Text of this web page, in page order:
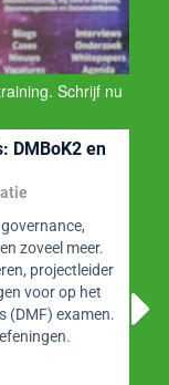
Schrijf nu
DMBoK2 en
zoveel meer.
projectleider
voor op het
(DMF) examen.